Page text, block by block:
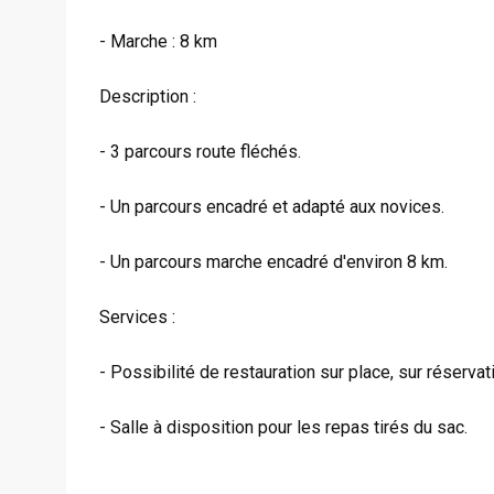
- Marche : 8 km
Description :
- 3 parcours route fléchés.
- Un parcours encadré et adapté aux novices.
- Un parcours marche encadré d'environ 8 km.
Services :
- Possibilité de restauration sur place, sur
- Salle à disposition pour les repas tirés du sac.